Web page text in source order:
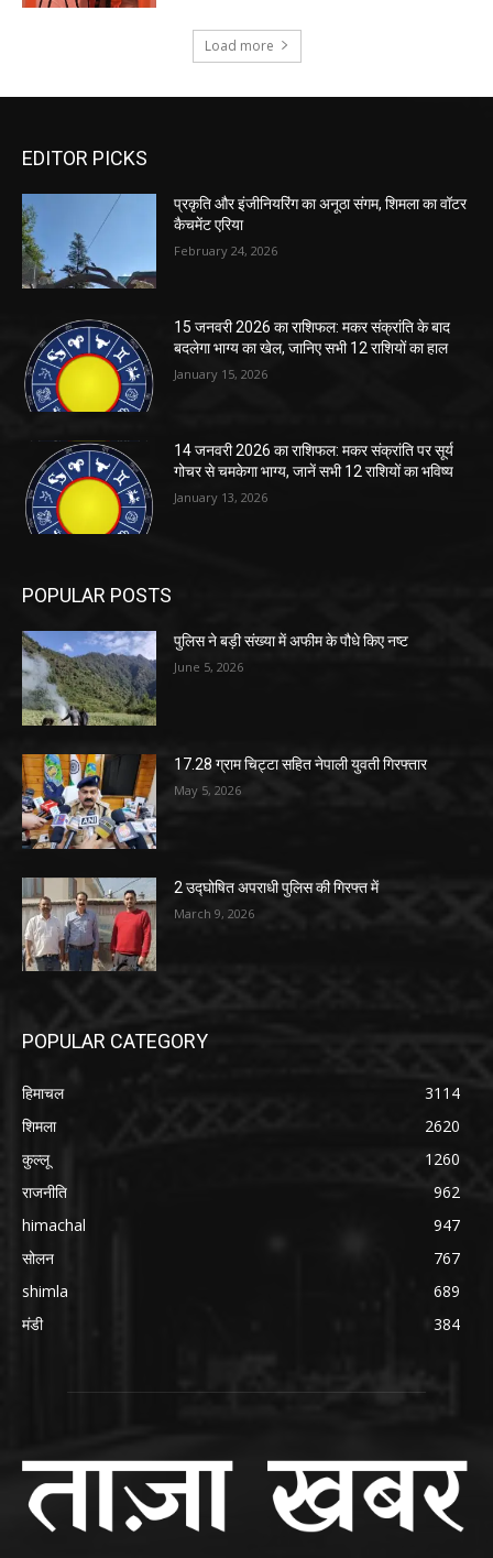
EDITOR PICKS
प्रकृति और इंजीनियरिंग का अनूठा संगम, शिमला का वॉटर
कैचमेंट एरिया
February 24, 2026
15 जनवरी 2026 का राशिफल: मकर संक्रांति के बाद
बदलेगा भाग्य का खेल, जानिए सभी 12 राशियों का हाल
January 15, 2026
14 जनवरी 2026 का राशिफल: मकर संक्रांति पर सूर्य
गोचर से चमकेगा भाग्य, जानें सभी 12 राशियों का भविष्य
January 13, 2026
POPULAR POSTS
पुलिस ने बड़ी संख्या में अफीम के पौधे किए नष्ट
June 5, 2026
17.28 ग्राम चिट्टा सहित नेपाली युवती गिरफ्तार
May 5, 2026
2 उद्घोषित अपराधी पुलिस की गिरफ्त में
March 9, 2026
POPULAR CATEGORY
हिमाचल
3114
शिमला
2620
कुल्लू
1260
राजनीति
962
himachal
947
सोलन
767
shimla
689
मंडी
384